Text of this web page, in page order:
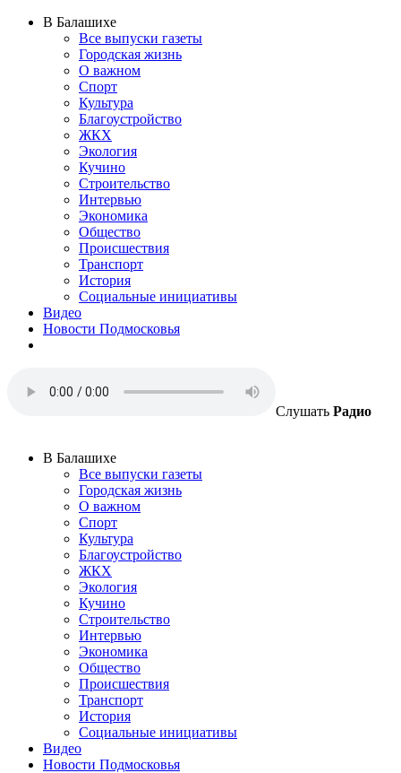
В Балашихе
Все выпуски газеты
Городская жизнь
О важном
Спорт
Культура
Благоустройство
ЖКХ
Экология
Кучино
Строительство
Интервью
Экономика
Общество
Происшествия
Транспорт
История
Социальные инициативы
Видео
Новости Подмосковья
Слушать Радио
В Балашихе
Все выпуски газеты
Городская жизнь
О важном
Спорт
Культура
Благоустройство
ЖКХ
Экология
Кучино
Строительство
Интервью
Экономика
Общество
Происшествия
Транспорт
История
Социальные инициативы
Видео
Новости Подмосковья